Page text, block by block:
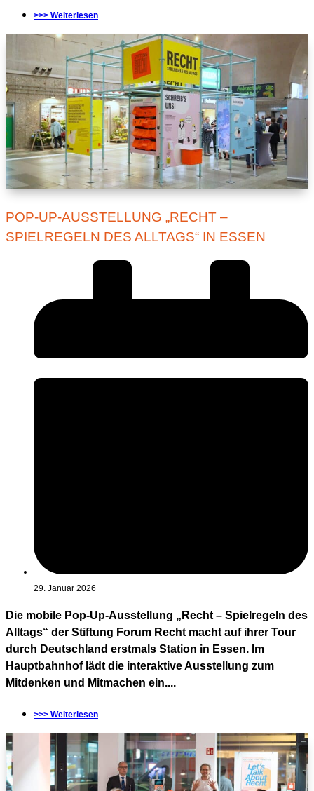
>>> Weiterlesen
POP-UP-AUSSTELLUNG „RECHT –
SPIELREGELN DES ALLTAGS“ IN ESSEN
29. Januar 2026
Die mobile Pop-Up-Ausstellung „Recht – Spielregeln des
Alltags“ der Stiftung Forum Recht macht auf ihrer Tour
durch Deutschland erstmals Station in Essen. Im
Hauptbahnhof lädt die interaktive Ausstellung zum
Mitdenken und Mitmachen ein....
>>> Weiterlesen